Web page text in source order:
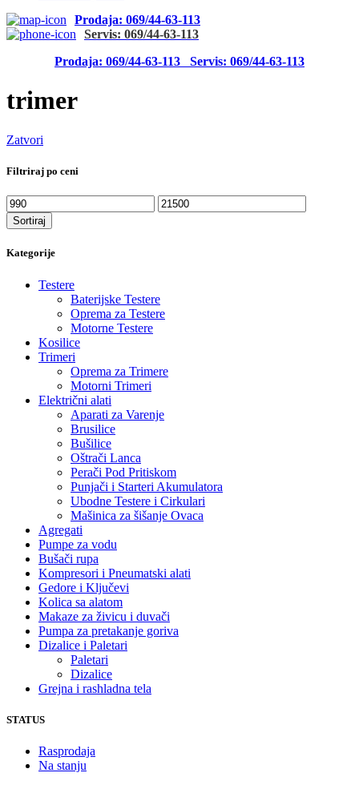
Prodaja: 069/44-63-113
Servis: 069/44-63-113
Prodaja: 069/44-63-113
Servis: 069/44-63-113
trimer
Zatvori
Filtriraj po ceni
Minimalna
cena
Maksimalna
cena
Sortiraj
Kategorije
Testere
Baterijske Testere
Oprema za Testere
Motorne Testere
Kosilice
Trimeri
Oprema za Trimere
Motorni Trimeri
Električni alati
Aparati za Varenje
Brusilice
Bušilice
Oštrači Lanca
Perači Pod Pritiskom
Punjači i Starteri Akumulatora
Ubodne Testere i Cirkulari
Mašinica za šišanje Ovaca
Agregati
Pumpe za vodu
Bušači rupa
Kompresori i Pneumatski alati
Gedore i Ključevi
Kolica sa alatom
Makaze za živicu i duvači
Pumpa za pretakanje goriva
Dizalice i Paletari
Paletari
Dizalice
Grejna i rashladna tela
STATUS
Rasprodaja
Na stanju